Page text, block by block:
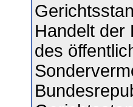
Handelt der
des